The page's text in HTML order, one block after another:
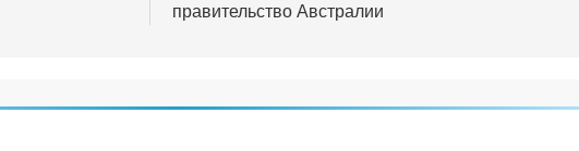
правительство Австралии